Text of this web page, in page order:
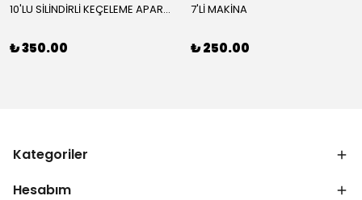
10'LU SİLİNDİRLİ KEÇELEME APARATI
₺ 350.00
7'Lİ MAKİNA
₺ 250.00
Kategoriler
Hesabım